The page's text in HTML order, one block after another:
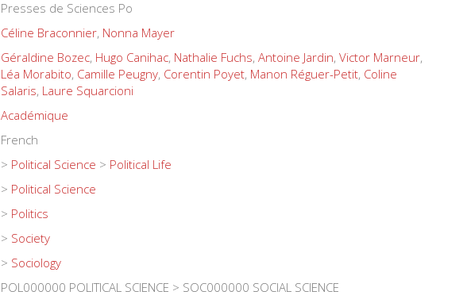
Presses de Sciences Po
Céline Braconnier, Nonna Mayer
Géraldine Bozec, Hugo Canihac, Nathalie Fuchs, Antoine Jardin, Victor Marneur,
Léa Morabito, Camille Peugny, Corentin Poyet, Manon Réguer-Petit, Coline
Salaris, Laure Squarcioni
Académique
French
> Political Science > Political Life
> Political Science
> Politics
> Society
> Sociology
POL000000 POLITICAL SCIENCE > SOC000000 SOCIAL SCIENCE